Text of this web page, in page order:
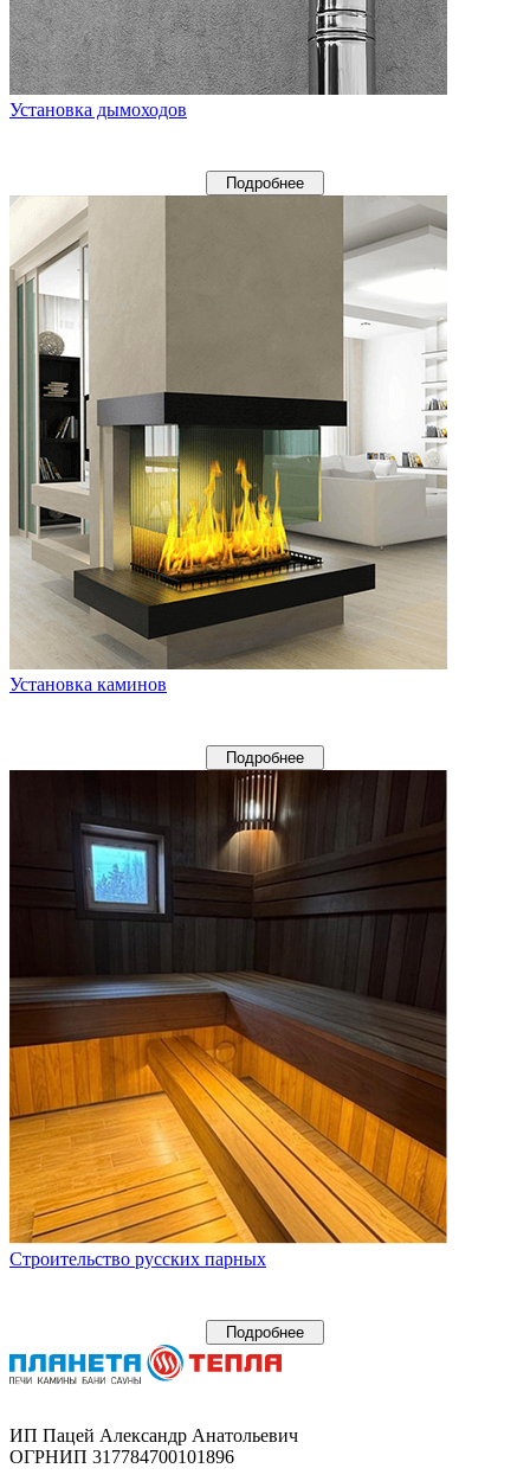
Установка дымоходов
Подробнее
Установка каминов
Подробнее
Строительство русских парных
Подробнее
ИП Пацей Александр Анатольевич
ОГРНИП 317784700101896